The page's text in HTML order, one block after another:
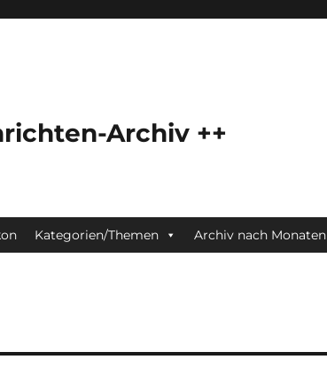
Archiv ++
Kategorien/Themen Archiv nach Monaten